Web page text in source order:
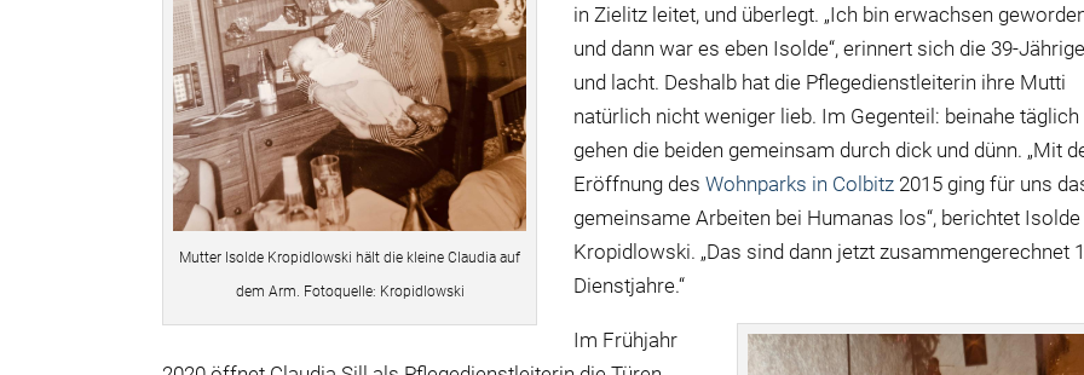
Mutter Isolde Kropidlowski hält die kleine Claudia auf
dem Arm. Fotoquelle: Kropidlowski
in Zielitz leitet, und überlegt. „Ich bin erwachsen
und dann war es eben Isolde“, erinnert sich die 39-
und lacht. Deshalb hat die Pflegedienstleiterin ihre Mutti
natürlich nicht weniger lieb. Im Gegenteil: beinahe täglich
gehen die beiden gemeinsam durch dick und dünn. „Mit
Eröffnung desWohnparks in Colbitz 2015 ging für uns
gemeinsame Arbeiten bei Humanas los“, berichtet Isolde
Kropidlowski. „Das sind dann jetzt zusammengerechnet
Dienstjahre.“
Im Frühjahr